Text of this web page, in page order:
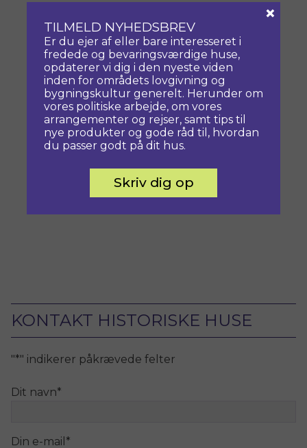
KONTAKT HISTORISKE HUSE
"*" indikerer påkrævede felter
Dit navn*
Din e-mail *
TILMELD NYHEDSBREV
Er du ejer af eller bare interesseret i
fredede og bevaringsværdige huse,
opdaterer vi dig i den nyeste viden
inden for områdets lovgivning og
bygningskultur generelt. Herunder om
vores politiske arbejde, om vores
arrangementer og rejser, samt tips til
nye produkter og gode råd til, hvordan
du passer godt på dit hus.
Skriv dig op
×